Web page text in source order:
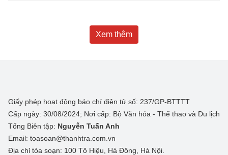
Xem thêm
Giấy phép hoạt động báo chí điện tử số: 237/GP-BTTTT
Cấp ngày: 30/08/2024; Nơi cấp: Bộ Văn hóa - Thể thao và Du lịch
Tổng Biên tập: Nguyễn Tuấn Anh
Email: toasoan@thanhtra.com.vn
Địa chỉ tòa soạn: 100 Tô Hiệu, Hà Đông, Hà Nội.